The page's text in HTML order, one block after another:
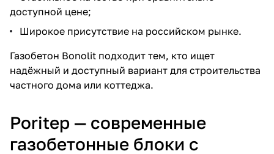
доступной цене;
Широкое присутствие на российском рынке.
Газобетон Bonolit подходит тем, кто ищет
надёжный и доступный вариант для строительства
частного дома или коттеджа.
Poritep — современные
газобетонные блоки с